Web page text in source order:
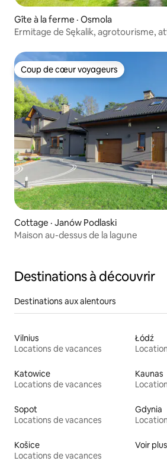
Gîte à la ferme · Osmola
Ermitage de Sękalik, agrotourisme,
Coup de cœur voyageurs
Coup de cœur voyageurs
Cottage · Janów Podlaski
Maison au-dessus de la lagune
Destinations à découvrir
Destinations aux alentours
Vilnius
Locations de vacances
Łódź
Katowice
Locations de vacances
Kaunas
Sopot
Locations de vacances
Gdynia
Košice
Locations de vacances
Voir